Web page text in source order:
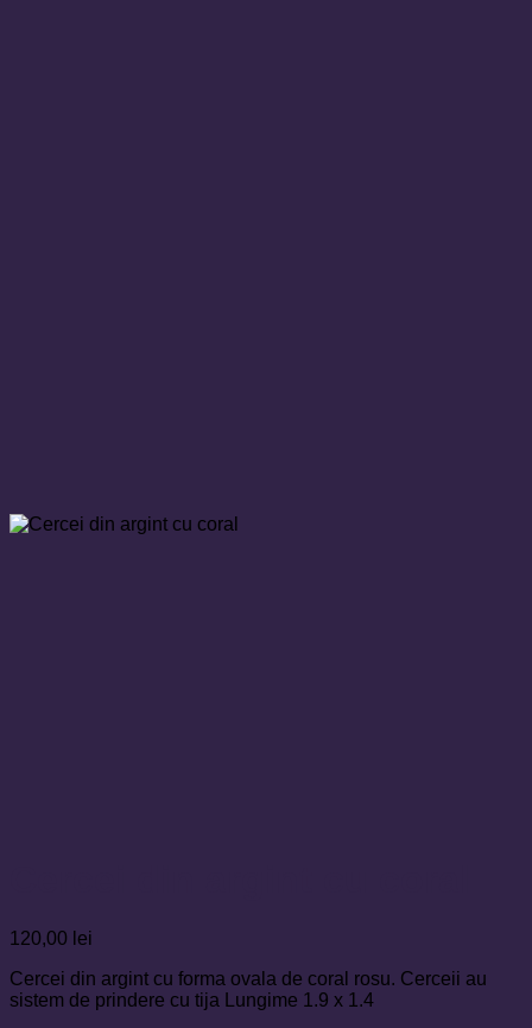
120,00 lei
Cercei din argint cu forma ovala de coral rosu. Cerceii au
sistem de prindere cu tija Lungime 1.9 x 1.4